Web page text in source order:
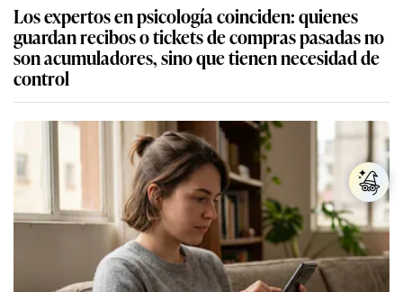
Los expertos en psicología coinciden: quienes
guardan recibos o tickets de compras pasadas no
son acumuladores, sino que tienen necesidad de
control